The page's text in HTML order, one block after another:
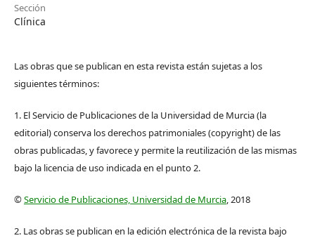
Sección
Clínica
Las obras que se publican en esta revista están sujetas a los
siguientes términos:
1. El Servicio de Publicaciones de la Universidad de Murcia (la
editorial) conserva los derechos patrimoniales (copyright) de las
obras publicadas, y favorece y permite la reutilización de las mismas
bajo la licencia de uso indicada en el punto 2.
©Servicio de Publicaciones, Universidad de Murcia, 2018
2. Las obras se publican en la edición electrónica de la revista bajo